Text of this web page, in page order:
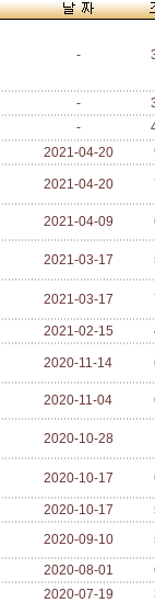
-
-
-
2021-04-20
2021-04-20
2021-04-09
2021-03-17
2021-03-17
2021-02-15
2020-11-14
2020-11-04
2020-10-28
2020-10-17
2020-10-17
2020-09-10
2020-08-01
2020-07-19